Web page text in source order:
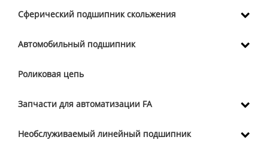
Сферический подшипник скольжения
Автомобильный подшипник
Роликовая цепь
Запчасти для автоматизации FA
Необслуживаемый линейный подшипник